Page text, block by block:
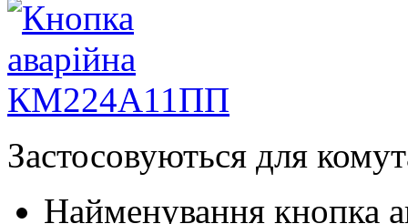
Застосовуються для
Найменування кнопка